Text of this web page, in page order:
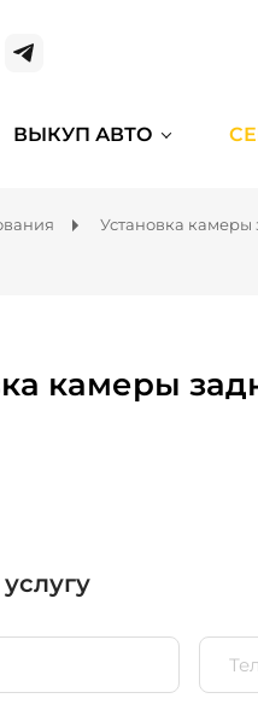
ВЫКУП АВТО
Установка камеры
камеры